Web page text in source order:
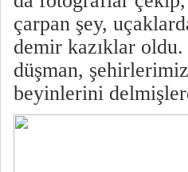
çarpan şey,
demir kazıklar
düşman,
beyinlerini